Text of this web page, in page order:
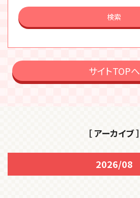
検索
サイトTOPへ
［ アーカイブ ］
2026/08